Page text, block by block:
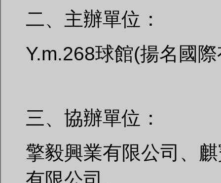
二、主辦單位：
Y.m.268球館(揚名國
三、協辦單位：
擎毅興業有限公司、